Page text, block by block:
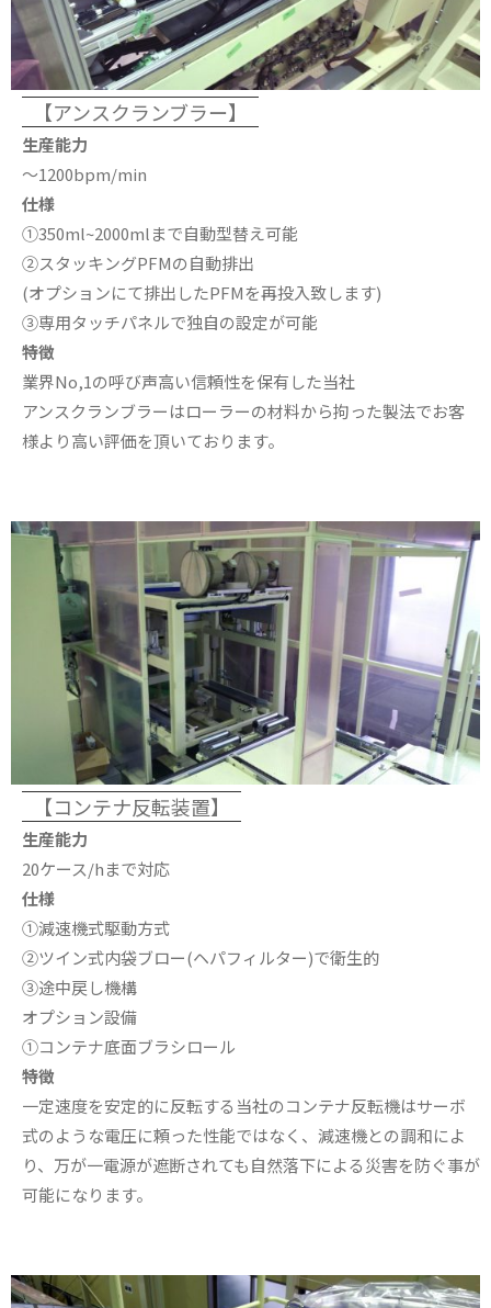
【アンスクランブラー】
生産能力
〜1200bpm/min
仕様
①350ml~2000mlまで自動型替え可能
②スタッキングPFMの自動排出
(オプションにて排出したPFMを再投入致します)
③専用タッチパネルで独自の設定が可能
特徴
業界No,1の呼び声高い信頼性を保有した当社
アンスクランブラーはローラーの材料から拘った製法でお客
様より高い評価を頂いております。
【コンテナ反転装置】
生産能力
20ケース/hまで対応
仕様
①減速機式駆動方式
②ツイン式内袋ブロー(ヘパフィルター)で衛生的
③途中戻し機構
オプション設備
①コンテナ底面ブラシロール
特徴
一定速度を安定的に反転する当社のコンテナ反転機はサーボ
式のような電圧に頼った性能ではなく、減速機との調和によ
り、万が一電源が遮断されても自然落下による災害を防ぐ事が
可能になります。